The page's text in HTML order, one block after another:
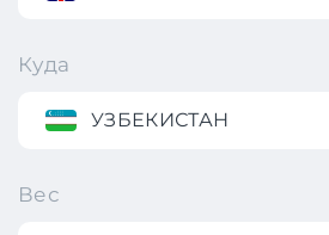
Куда
УЗБЕКИСТАН
Вес